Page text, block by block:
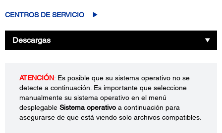
CENTROS DE SERVICIO
Descargas
ATENCIÓN: Es posible que su sistema operativo no se
detecte a continuación. Es importante que seleccione
manualmente su sistema operativo en el menú
desplegable Sistema operativo a continuación para
asegurarse de que está viendo solo archivos compatibles.